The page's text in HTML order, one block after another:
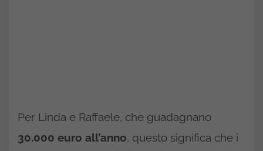
Per Linda e Raffaele, che guadagnano
30.000 euro all’anno, questo significa che i